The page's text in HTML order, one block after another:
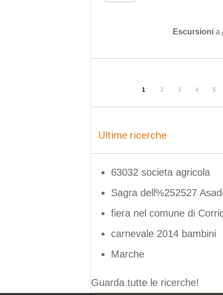
Escursioni a
1 2 3 4 5
Ultime ricerche
63032 societa agricola
Sagra dell%252527
fiera nel comune di
carnevale 2014 bambini
Marche
Guarda tutte le ricerche!